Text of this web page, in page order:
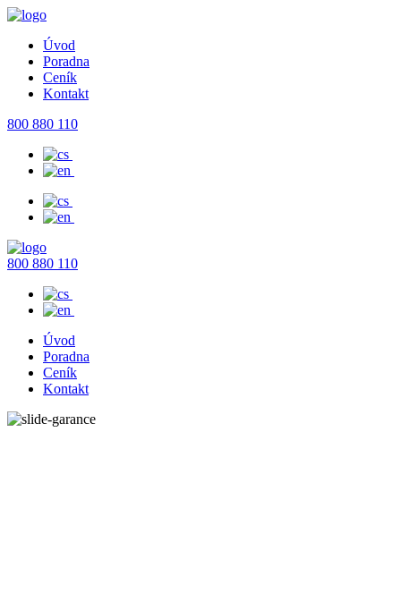
Úvod
Poradna
Ceník
Kontakt
800 880 110
800 880 110
Úvod
Poradna
Ceník
Kontakt